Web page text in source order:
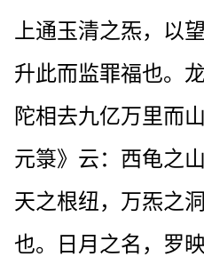
上通玉清之炁，以
升此而监罪福也。
陀相去九亿万里而
元箓》云：西龟之
天之根纽，万炁之
也。日月之名，罗